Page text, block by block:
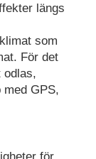
längs
som
För det
odlas,
GPS,